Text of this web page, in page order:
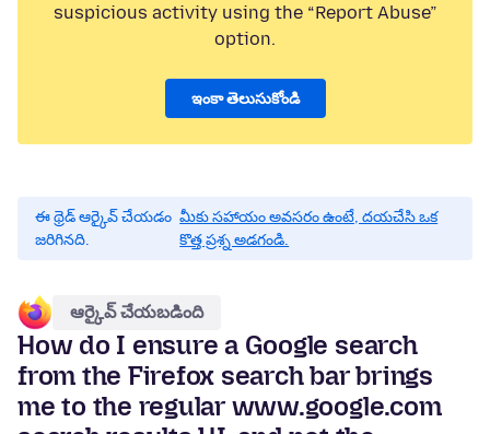
suspicious activity using the “Report Abuse”
option.
ఇంకా తెలుసుకోండి
ఈ థ్రెడ్ ఆర్కైవ్ చేయడం
జరిగినది.
మీకు సహాయం అవసరం ఉంటే, దయచేసి ఒక
కొత్త ప్రశ్న అడగండి.
ఆర్కైవ్ చేయబడింది
How do I ensure a Google search
from the Firefox search bar brings
me to the regular www.google.com